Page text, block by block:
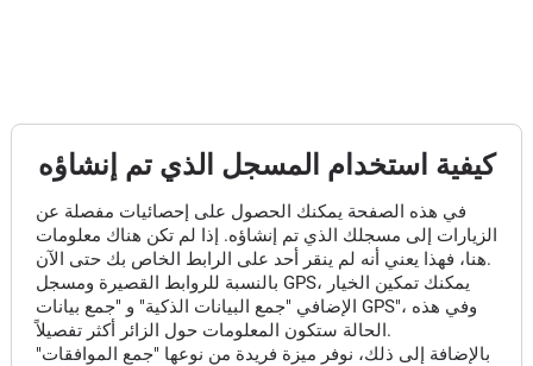
كيفية استخدام المسجل الذي تم إنشاؤه
في هذه الصفحة يمكنك الحصول على إحصائيات مفصلة عن
الزيارات إلى مسجلك الذي تم إنشاؤه. إذا لم تكن هناك معلومات
هنا، فهذا يعني أنه لم ينقر أحد على الرابط الخاص بك حتى الآن.
بالنسبة للروابط القصيرة ومسجل GPS، يمكنك تمكين الخيار
الإضافي "جمع البيانات الذكية" و "جمع بيانات GPS"، وفي هذه
الحالة ستكون المعلومات حول الزائر أكثر تفصيلاً.
بالإضافة إلى ذلك، نوفر ميزة فريدة من نوعها "جمع الموافقات"